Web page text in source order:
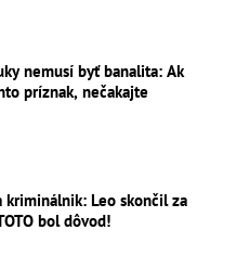
nemusí byť banalita: Ak
príznak, nečakajte
kriminálnik: Leo skončil za
bol dôvod!